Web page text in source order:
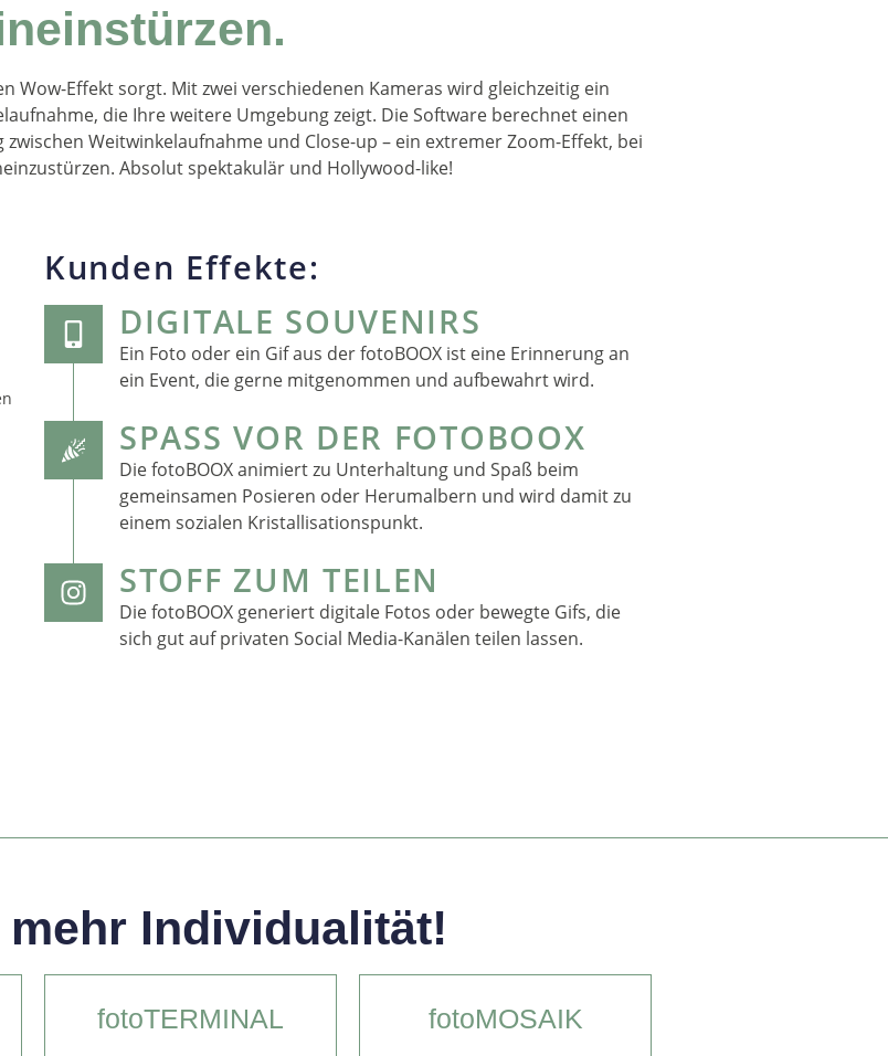
Wow-Effekt sorgt. Mit zwei verschiedenen Kameras wird gleichzeitig ein
die Ihre weitere Umgebung zeigt. Die Software berechnet einen
Weitwinkelaufnahme und Close-up – ein extremer Zoom-Effekt, bei
Absolut spektakulär und Hollywood-like!
Kunden Effekte:
DIGITALE SOUVENIRS
Ein Foto oder ein Gif aus der fotoBOOX ist eine Erinnerung an
ein Event, die gerne mitgenommen und aufbewahrt wird.
SPASS VOR DER FOTOBOOX
Die fotoBOOX animiert zu Unterhaltung und Spaß beim
gemeinsamen Posieren oder Herumalbern und wird damit zu
einem sozialen Kristallisationspunkt.
STOFF ZUM TEILEN
Die fotoBOOX generiert digitale Fotos oder bewegte Gifs, die
sich gut auf privaten Social Media-Kanälen teilen lassen.
Individualität!
fotoTERMINAL fotoMOSAIK